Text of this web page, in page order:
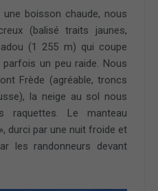
boisson chaude, nous
(balisé traits jaunes,
(1 255 m) qui coupe
un peu raide. Nous
Frède (agréable, troncs
la neige au sol nous
raquettes. Le manteau
durci par une nuit froide et
les randonneurs devant